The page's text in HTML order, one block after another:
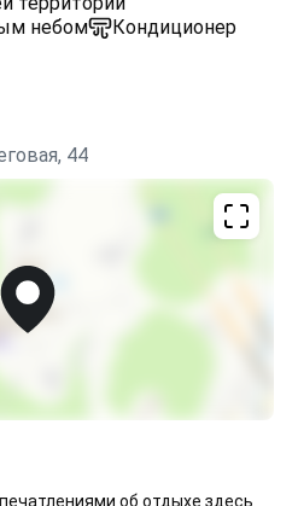
небом
Кондиционер
44
об отдыхе здесь